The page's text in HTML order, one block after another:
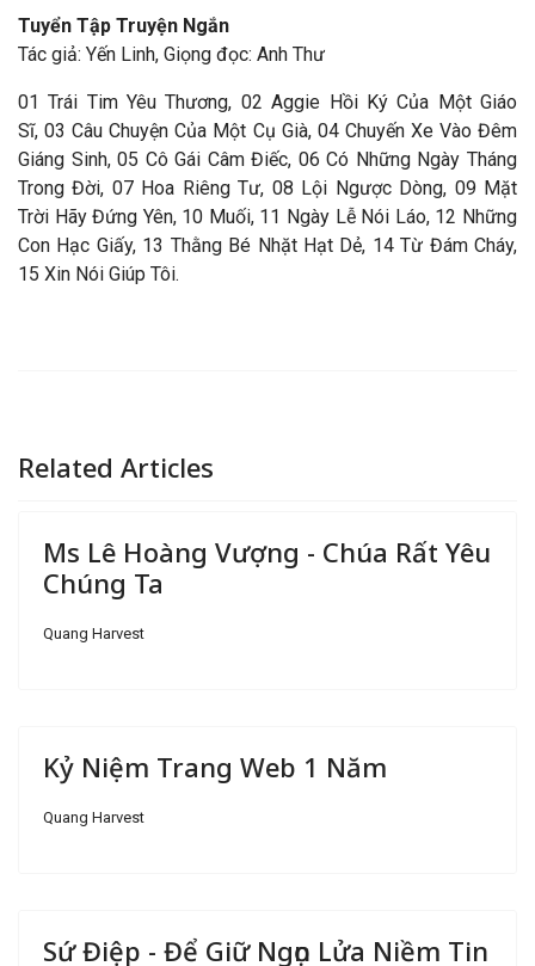
Tuyển Tập Truyện Ngắn
Tác giả: Yến Linh, Giọng đọc: Anh Thư
01 Trái Tim Yêu Thương, 02 Aggie Hồi Ký Của Một Giáo
Sĩ, 03 Câu Chuyện Của Một Cụ Già, 04 Chuyến Xe Vào Đêm
Giáng Sinh, 05 Cô Gái Câm Điếc, 06 Có Những Ngày Tháng
Trong Đời, 07 Hoa Riêng Tư, 08 Lội Ngược Dòng, 09 Mặt
Trời Hãy Đứng Yên, 10 Muối, 11 Ngày Lễ Nói Láo, 12 Những
Con Hạc Giấy, 13 Thằng Bé Nhặt Hạt Dẻ, 14 Từ Đám Cháy,
15 Xin Nói Giúp Tôi.
Related Articles
Ms Lê Hoàng Vượng - Chúa Rất Yêu
Chúng Ta
Quang Harvest
Kỷ Niệm Trang Web 1 Năm
Quang Harvest
Sứ Điệp - Để Giữ Ngọn Lửa Niềm Tin